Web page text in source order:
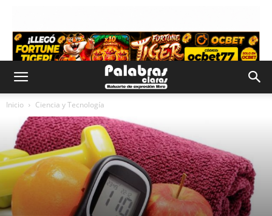
Inicio Ciencia y Tecnología